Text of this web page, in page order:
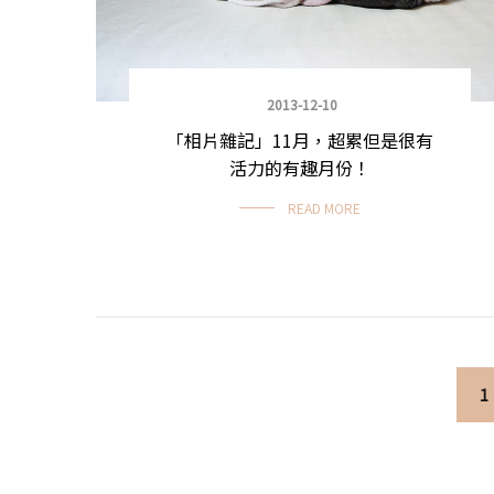
2013-12-10
「相片雜記」11月，超累但是很有
活力的有趣月份！
READ MORE
1